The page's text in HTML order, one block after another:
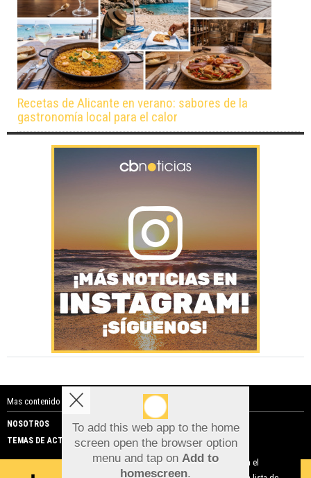
Recetas de Alicante en verano: sabores de la
gastronomía local para el calor
Mas contenido de Costa Blanca Noticias:
NOSOTROS
PUBLICIDAD
TEMAS DE ACTUALIDAD
To add this web app to the home
screen open the browser option
menu and tap on Add to
homescreen.
Aviso sobre el Uso de cookies:
Utilizamos cookies nuestras y de terceros para el